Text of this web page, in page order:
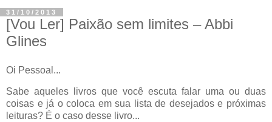
31/10/2013
[Vou Ler] Paixão sem limites – Abbi
Glines
Oi Pessoal...
Sabe aqueles livros que você escuta falar uma ou duas
coisas e já o coloca em sua lista de desejados e próximas
leituras? É o caso desse livro...